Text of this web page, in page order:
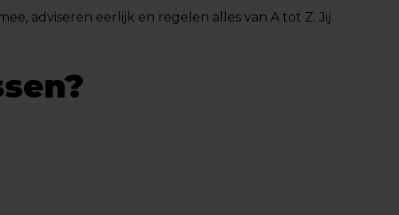
adviseren eerlijk en regelen alles van A tot Z. Jij